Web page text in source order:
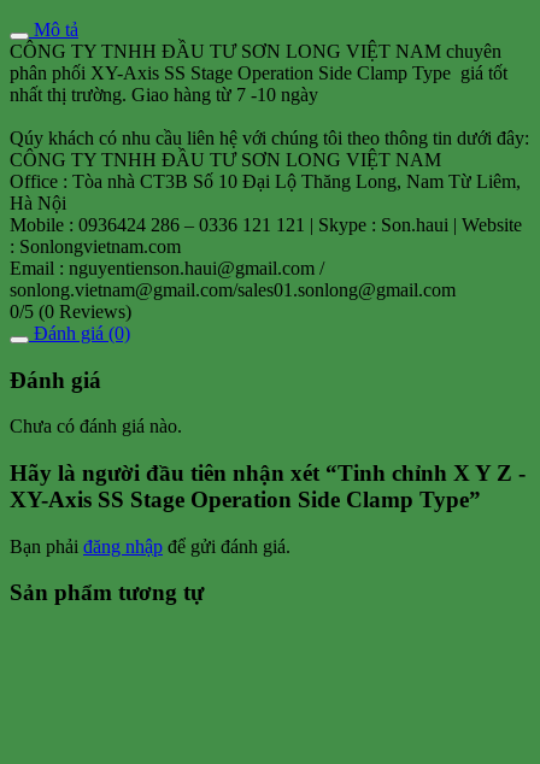
Mô tả
CÔNG TY TNHH ĐẦU TƯ SƠN LONG VIỆT NAM chuyên
phân phối XY-Axis SS Stage Operation Side Clamp Type giá tốt
nhất thị trường. Giao hàng từ 7 -10 ngày
Qúy khách có nhu cầu liên hệ với chúng tôi theo thông tin dưới đây:
CÔNG TY TNHH ĐẦU TƯ SƠN LONG VIỆT NAM
Office : Tòa nhà CT3B Số 10 Đại Lộ Thăng Long, Nam Từ Liêm,
Hà Nội
Mobile : 0936424 286 – 0336 121 121 | Skype : Son.haui | Website
: Sonlongvietnam.com
Email : nguyentienson.haui@gmail.com /
sonlong.vietnam@gmail.com/sales01.sonlong@gmail.com
0/5 (0 Reviews)
Đánh giá (0)
Đánh giá
Chưa có đánh giá nào.
Hãy là người đầu tiên nhận xét “Tinh chỉnh X Y Z -
XY-Axis SS Stage Operation Side Clamp Type”
Bạn phải đăng nhập để gửi đánh giá.
Sản phẩm tương tự